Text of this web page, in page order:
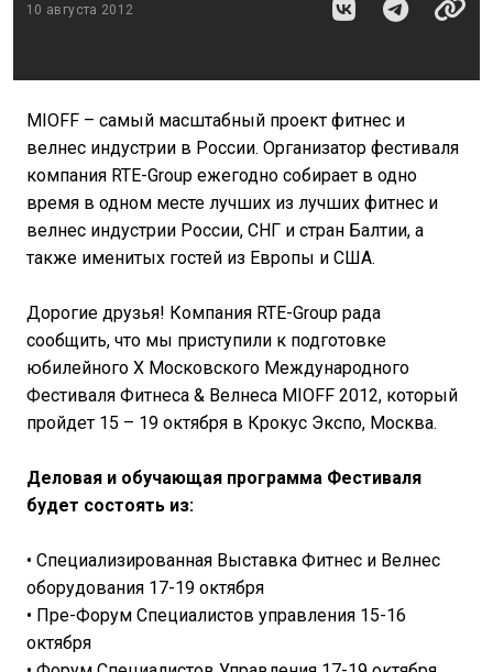
10 августа 2012
MIOFF – самый масштабный проект фитнес и
велнес индустрии в России. Организатор фестиваля
компания RTE-Group ежегодно собирает в одно
время в одном месте лучших из лучших фитнес и
велнес индустрии России, СНГ и стран Балтии, а
также именитых гостей из Европы и США.
Дорогие друзья! Компания RTE-Group рада
сообщить, что мы приступили к подготовке
юбилейного X Московского Международного
Фестиваля Фитнеса & Велнеса MIOFF 2012, который
пройдет 15 – 19 октября в Крокус Экспо, Москва.
Деловая и обучающая программа Фестиваля
будет состоять из:
• Специализированная Выставка Фитнес и Велнес
оборудования 17-19 октября
• Пре-Форум Специалистов управления 15-16
октября